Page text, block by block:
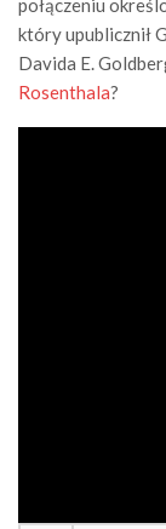
połączeniu
który upublicznił
Davida E.
Rosenthala?